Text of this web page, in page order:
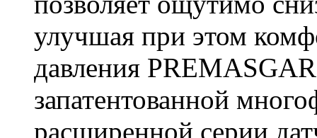
улучшая при этом
давления
запатентованной
расширенной серии